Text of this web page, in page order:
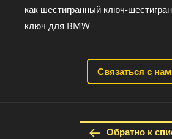
как шестигранный ключ-
ключ для BMW.
Связаться с
Обратно к